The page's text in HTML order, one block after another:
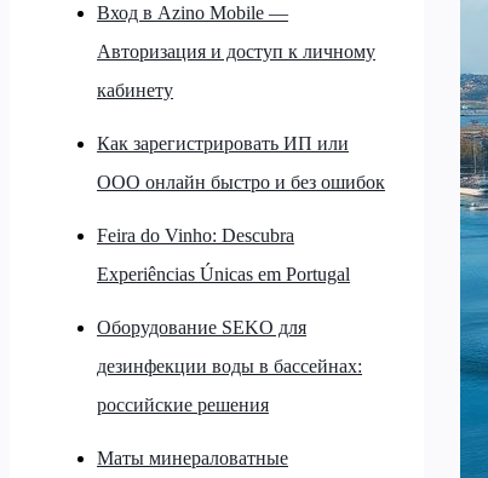
Вход в Azino Mobile —
Авторизация и доступ к личному
кабинету
Как зарегистрировать ИП или
ООО онлайн быстро и без ошибок
Feira do Vinho: Descubra
Experiências Únicas em Portugal
Оборудование SEKO для
дезинфекции воды в бассейнах:
российские решения
Маты минераловатные